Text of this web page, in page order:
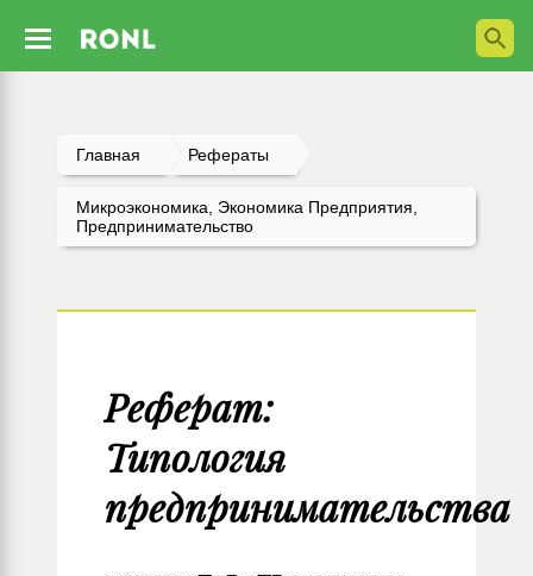
Главная Рефераты
Микроэкономика, Экономика Предприятия,
Предпринимательство
Реферат:
Типология
предпринимательства